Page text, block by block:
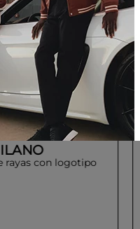
rayas con logotipo